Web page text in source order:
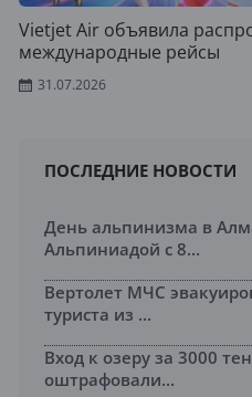
Vietjet Air объявила
международные рейсы
31.07.2026
ПОСЛЕДНИЕ НОВОСТИ
День альпинизма в
Альпиниадой с 8...
Вертолет МЧС
туриста из ...
Вход к озеру за 3000
оштрафовали...